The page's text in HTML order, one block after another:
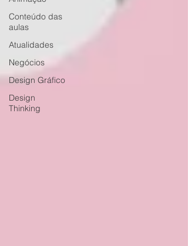
Conteúdo das
aulas
Atualidades
Negócios
Design Gráfico
Design
Thinking